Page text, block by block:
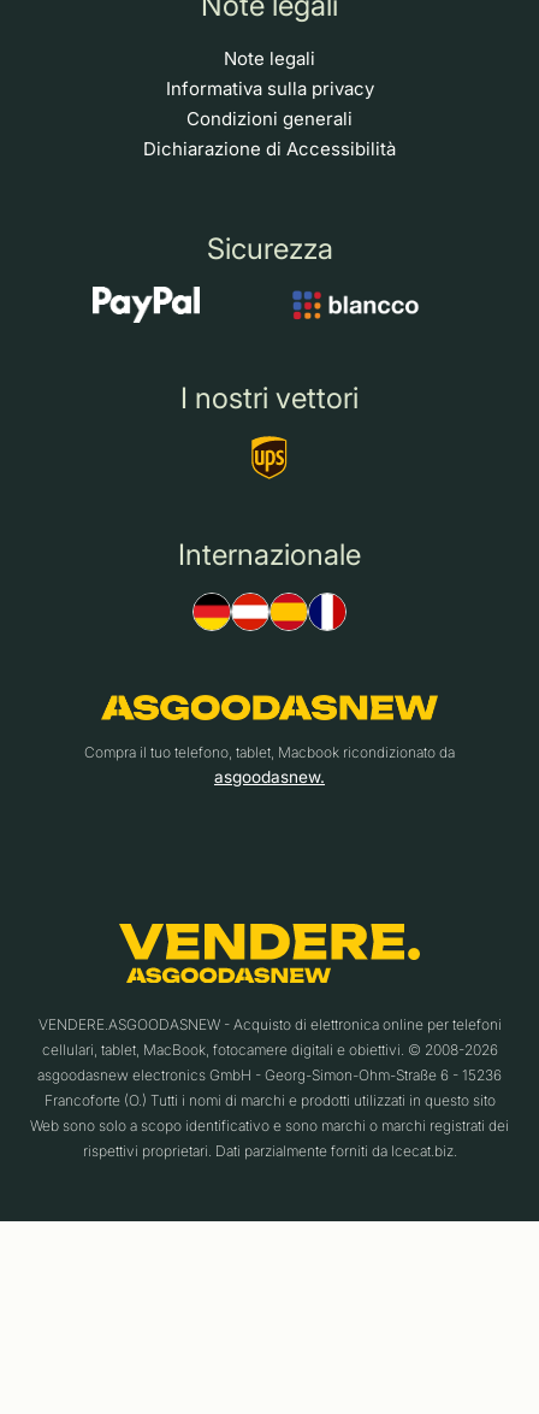
Note legali
Informativa sulla privacy
Condizioni generali
Dichiarazione di Accessibilità
Sicurezza
I nostri vettori
Internazionale
Compra il tuo telefono, tablet, Macbook ricondizionato da
asgoodasnew.
VENDERE.ASGOODASNEW - Acquisto di elettronica online per telefoni
cellulari, tablet, MacBook, fotocamere digitali e obiettivi. © 2008-2026
asgoodasnew electronics GmbH - Georg-Simon-Ohm-Straße 6 - 15236
Francoforte (O.) Tutti i nomi di marchi e prodotti utilizzati in questo sito
Web sono solo a scopo identificativo e sono marchi o marchi registrati dei
rispettivi proprietari. Dati parzialmente forniti da Icecat.biz.